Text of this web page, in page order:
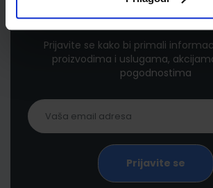
Newsletter
Prijavite se kako bi primali
proizvodima i uslugama,
pogodnostima